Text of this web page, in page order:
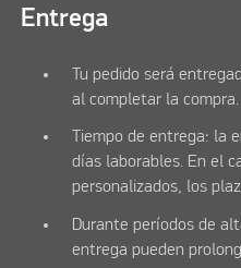
Entrega
Tu pedido será
al completar la compra.
Tiempo de entrega: la
días laborables. En el
personalizados, los
Durante períodos de
entrega pueden